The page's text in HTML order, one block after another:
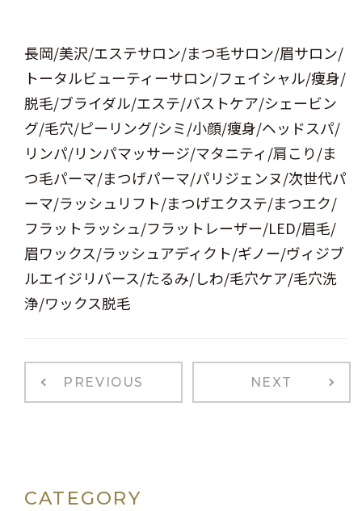
長岡/美沢/エステサロン/まつ毛サロン/眉サロン/
トータルビューティーサロン/フェイシャル/痩身/
脱毛/ブライダル/エステ/バストケア/シェービン
グ/毛穴/ピーリング/シミ/小顔/痩身/ヘッドスパ/
リンパ/リンパマッサージ/マタニティ/肩こり/ま
つ毛パーマ/まつげパーマ/パリジェンヌ/次世代パ
ーマ/ラッシュリフト/まつげエクステ/まつエク/
フラットラッシュ/フラットレーザー/LED/眉毛/
眉ワックス/ラッシュアディクト/ギノー/ヴィジブ
ルエイジリバース/たるみ/しわ/毛穴ケア/毛穴洗
浄/ワックス脱毛
PREVIOUS NEXT
CATEGORY